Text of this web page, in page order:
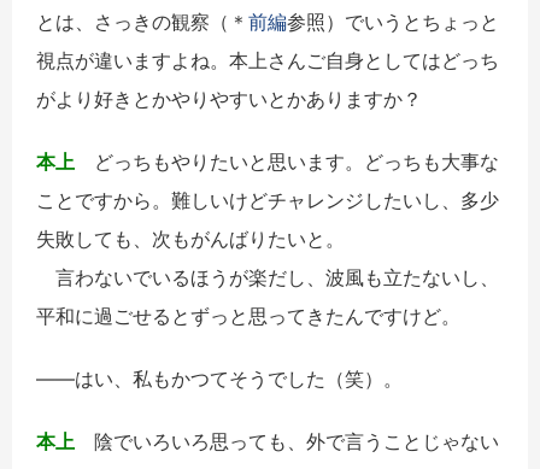
とは、さっきの観察（＊ 前編参照）でいうとちょっと
視点が違いますよね。本上さんご自身としてはどっち
がより好きとかやりやすいとかありますか？
本上 どっちもやりたいと思います。どっちも大事な
ことですから。難しいけどチャレンジしたいし、多少
失敗しても、次もがんばりたいと。
言わないでいるほうが楽だし、波風も立たないし、
平和に過ごせるとずっと思ってきたんですけど。
――はい、私もかつてそうでした（笑）。
本上 陰でいろいろ思っても、外で言うことじゃない